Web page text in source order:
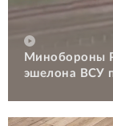
Минобороны
эшелона ВСУ